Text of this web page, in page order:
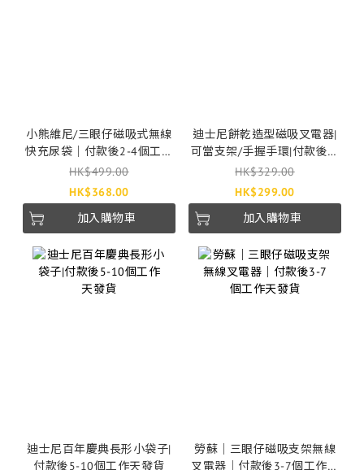
小熊維尼/三眼仔磁吸式無線
快充尿袋｜付款後2-4個工作
天發貨
HK$499.00
HK$368.00
加入購物車
迪士尼餅乾造型磁吸叉電器|
可當支架/手握手環|付款後3-
7個工作天發貨
HK$329.00
HK$299.00
加入購物車
迪士尼百年慶典長形小袋子|
付款後5-10個工作天發貨
勞蘇｜三眼仔磁吸支架無線
叉電器｜付款後3-7個工作天